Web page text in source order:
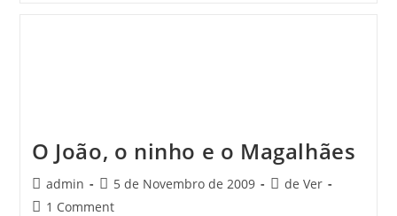
Inovadora
Do
Mundo
–
O João, o ninho e o Magalhães
Post
author:
admin
Post
published:
5 de Novembro de 2009
Postde Ver
Post1 Comment